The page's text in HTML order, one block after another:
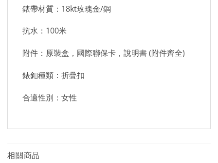
錶帶材質：18kt玫瑰金/鋼
抗水：100米
附件：原裝盒，國際聯保卡，說明書 (附件齊全)
錶釦種類：折疊扣
合適性別：女性
相關商品